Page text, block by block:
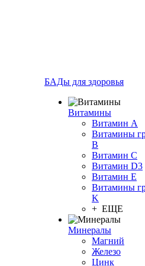
БАДы для здоровья
Витамины
Витамин А
Витамины
B
Витамин C
Витамин D3
Витамин E
Витамины
K
+ ЕЩЕ
Минералы
Магний
Железо
Цинк